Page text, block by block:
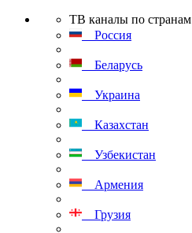
ТВ каналы по странам
Россия
Беларусь
Украина
Казахстан
Узбекистан
Армения
Грузия